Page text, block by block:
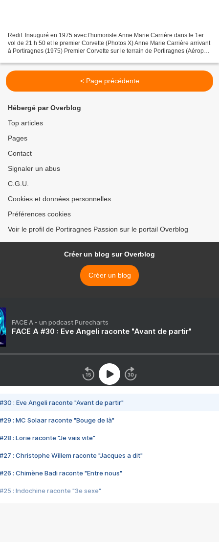
Redif. Inauguré en 1975 avec l'humoriste Anne Marie Carrière dans le 1er
vol de 21 h 50 et le premier Corvette (Photos X) Anne Marie Carrière arrivant
à Portiragnes (1975) Premier Corvette sur le terrain de Portiragnes (Aéroport
< Page précédente
Hébergé par Overblog
Top articles
Pages
Contact
Signaler un abus
C.G.U.
Cookies et données personnelles
Préférences cookies
Voir le profil de Portiragnes Passion sur le portail Overblog
Créer un blog sur Overblog
Créer un blog
FACE A - un podcast Purecharts
FACE A #30 : Eve Angeli raconte "Avant de partir"
#30 : Eve Angeli raconte "Avant de partir"
#29 : MC Solaar raconte "Bouge de là"
#28 : Lorie raconte "Je vais vite"
#27 : Christophe Willem raconte "Jacques a dit"
#26 : Chimène Badi raconte "Entre nous"
#25 : Indochine raconte "3e sexe"